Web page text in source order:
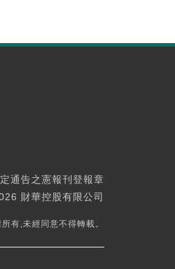
通告之憲報刊登報章
財華控股有限公司
有,未經同意不得轉載。